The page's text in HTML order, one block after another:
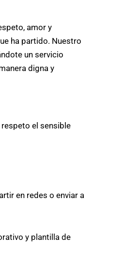
amor y
ha partido. Nuestro
un servicio
digna y
el sensible
en redes o enviar a
y plantilla de